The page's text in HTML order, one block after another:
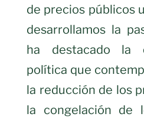
de precios públicos
desarrollamos la
ha destacado la
política que
la reducción de los
la congelación de